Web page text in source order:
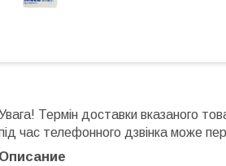
Термін доставки вказаного
час телефонного дзвінка може
Описание